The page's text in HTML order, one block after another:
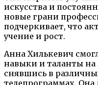
искусства и
новые грани
подчеркивает, что
учение и рост.
Анна Хилькевич
навыки и таланты на
снявшись в